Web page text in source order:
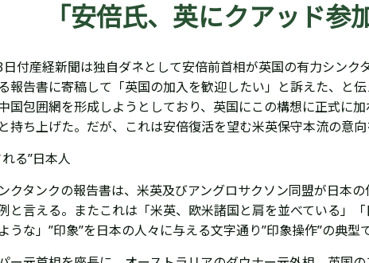
「安倍氏、英にクアッド
付産経新聞は独自ダネとして安倍前首相が英国の有力シンク
報告書に寄稿して「英国の加入を歓迎したい」と訴えた、と伝
国包囲網を形成しようとしており、 英国にこの構想に正式に
持ち上げた。だが、これは安倍復活を望む米英保守本流の意向
る”日本人
クタンクの報告書は、米英及びアングロサクソン同盟が日本
と言える。またこれは「米英、欧米諸国と肩を並べている」
うな」”印象”を日本の人々に与える文字通り”印象操作”の典型